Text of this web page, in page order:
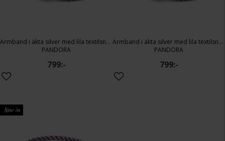
Armband i äkta silver med lila textilsnöre 17 cm
PANDORA
799:-
Armband i äkta silver med lila textilsnöre 18 cm
PANDORA
799:-
New in